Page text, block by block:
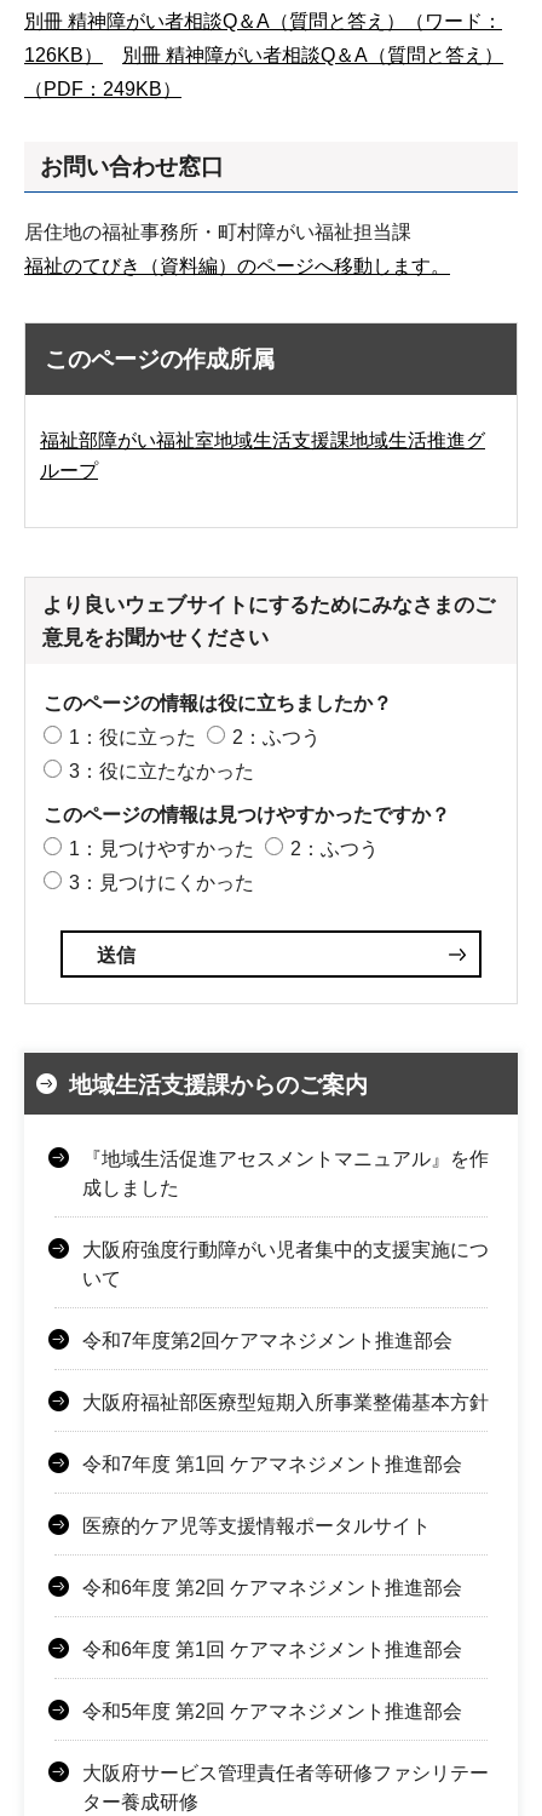
別冊 精神障がい者相談Q＆A（質問と答え）（ワード：
126KB）
別冊 精神障がい者相談Q＆A（質問と答え）
（PDF：249KB）
お問い合わせ窓口
居住地の福祉事務所・町村障がい福祉担当課
福祉のてびき（資料編）のページへ移動します。
このページの作成所属
福祉部障がい福祉室地域生活支援課地域生活推進グ
ループ
より良いウェブサイトにするためにみなさまのご
意見をお聞かせください
このページの情報は役に立ちましたか？
1：役に立った
2：ふつう
3：役に立たなかった
このページの情報は見つけやすかったですか？
1：見つけやすかった
2：ふつう
3：見つけにくかった
地域生活支援課からのご案内
『地域生活促進アセスメントマニュアル』を作
成しました
大阪府強度行動障がい児者集中的支援実施につ
いて
令和7年度第2回ケアマネジメント推進部会
大阪府福祉部医療型短期入所事業整備基本方針
令和7年度 第1回 ケアマネジメント推進部会
医療的ケア児等支援情報ポータルサイト
令和6年度 第2回 ケアマネジメント推進部会
令和6年度 第1回 ケアマネジメント推進部会
令和5年度 第2回 ケアマネジメント推進部会
大阪府サービス管理責任者等研修ファシリテー
ター養成研修